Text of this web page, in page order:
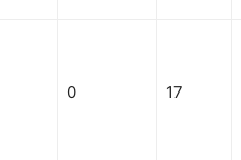
0 17